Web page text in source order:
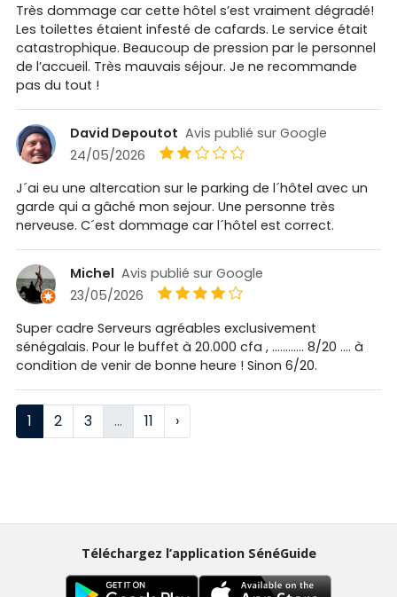
Très dommage car cette hôtel s’est vraiment dégradé!
Les toilettes étaient infesté de cafards. Le service était
catastrophique. Beaucoup de pression par le personnel
de l’accueil. Très mauvais séjour. Je ne recommande
pas du tout !
David Depoutot Avis publié sur Google
24/05/2026
J´ai eu une altercation sur le parking de l´hôtel avec un
garde qui a gâché mon sejour. Une personne très
nerveuse. C´est dommage car l´hôtel est correct.
Michel Avis publié sur Google
23/05/2026
Super cadre Serveurs agréables exclusivement
sénégalais. Pour le buffet à 20.000 cfa , ............ 8/20 .... à
condition de venir de bonne heure ! Sinon 6/20.
1 2 3 … 11 ›
Téléchargez l’application SénéGuide